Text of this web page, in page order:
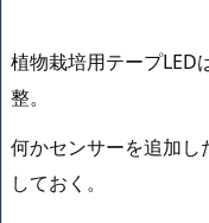
植物栽培用テープLED
整。
何かセンサーを追加し
しておく。